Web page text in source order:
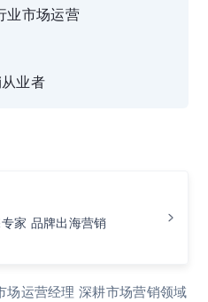
业市场运营
业者
家 品牌出海营销
运营经理 深耕市场营销领域